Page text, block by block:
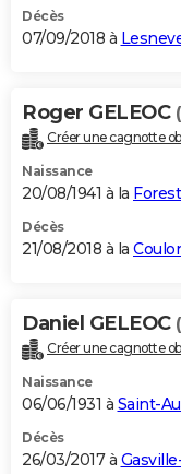
Décès
07/09/2018 à
Roger GELEOC
Créer une cagnotte
Naissance
20/08/1941 à la
Décès
21/08/2018 à la
Daniel GELEOC
Créer une cagnotte
Naissance
06/06/1931 à Saint-
Décès
26/03/2017 à